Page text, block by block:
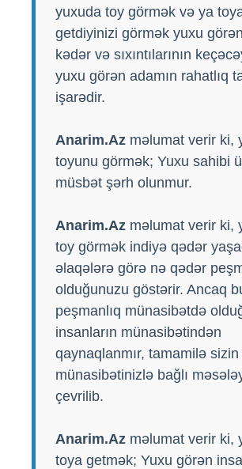
yuxuda toy görmək və ya
getdiyinizi görmək yuxu
kədər və sıxıntılarının
yuxu görən adamın rahatlıq
işarədir.
Anarim.Az məlumat verir ki,
toyunu görmək; Yuxu sahibi
müsbət şərh olunmur.
Anarim.Az məlumat verir ki,
toy görmək indiyə qədər
əlaqələrə görə nə qədər
olduğunuzu göstərir. Ancaq
peşmanlıq münasibətdə
insanların münasibətindən
qaynaqlanmır, tamamilə sizin
münasibətinizlə bağlı
çevrilib.
Anarim.Az məlumat verir ki,
toya getmək; Yuxu görən